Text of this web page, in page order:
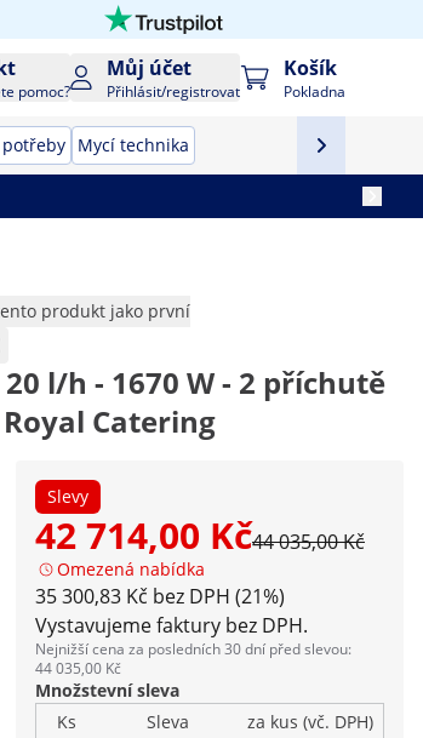
pomoc?
Můj účet
Přihlásit/registrovat
Košík
Pokladna
potřeby Mycí technika
produkt jako první
l/h - 1670 W - 2 příchutě
Catering
Slevy
42 714,00 Kč44 035,00 Kč
Omezená nabídka
35 300,83 Kč bez DPH (21%)
Vystavujeme faktury bez DPH.
Nejnižší cena za posledních 30 dní před slevou:
44 035,00 Kč
Množstevní sleva
Ks
Sleva
za kus (vč. DPH)